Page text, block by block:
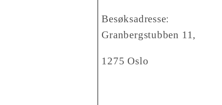
Besøksadresse:
Granbergstubben 11,
1275 Oslo